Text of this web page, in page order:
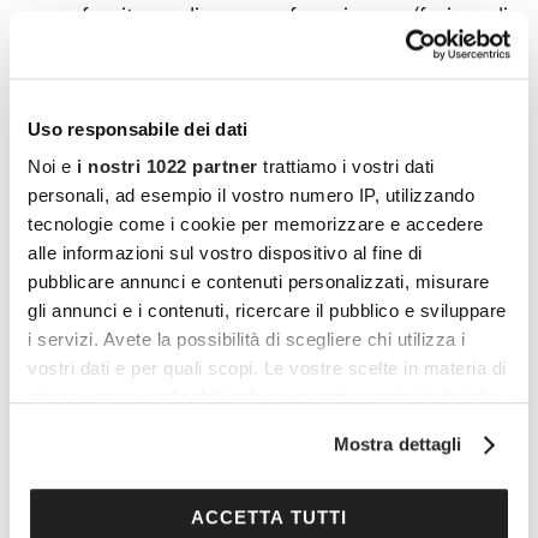
Uso responsabile dei dati
Noi e i nostri 1022 partner trattiamo i vostri dati
personali, ad esempio il vostro numero IP, utilizzando
tecnologie come i cookie per memorizzare e accedere
alle informazioni sul vostro dispositivo al fine di
pubblicare annunci e contenuti personalizzati, misurare
gli annunci e i contenuti, ricercare il pubblico e sviluppare
i servizi. Avete la possibilità di scegliere chi utilizza i
vostri dati e per quali scopi. Le vostre scelte in materia di
modificare o revocare il proprio consenso in qualsiasi
sull'icona di attivazione della privacy.
Mostra dettagli
ACCETTA TUTTI
una farcitura di crema frangipane (farina di
mandorle, uova, vaniglia e scorza di limone). La
tradizione vuole che all’interno della torta si
metta una fava secca o, per chi può
permetterselo, la piccola statuetta di un Re. Chi
la trova sarà il Re (Magio) della giornata e potrà
godersi la festa senza muovere un dito. La torta
non è difficile da preparare, quindi il consiglio è
di seguire una buona ricetta e aiutarvi
scegliendo un rotolo di pasta sfoglia già pronta.
Se passate da Milano per l’Epifania consigliamo
di andare daÉgalité, una boulangerie francese
dove potrete sicuramente assaggiare un pezzo
della loro squisita versione.